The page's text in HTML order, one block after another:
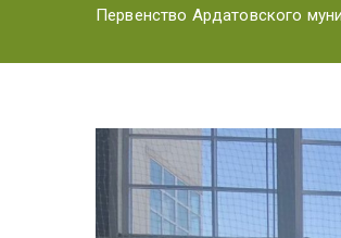
Первенство Ардатовского